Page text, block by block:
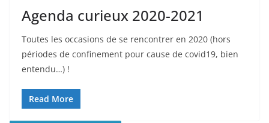
Agenda curieux 2020-2021
Toutes les occasions de se rencontrer en 2020 (hors
périodes de confinement pour cause de covid19, bien
entendu…) !
Read More